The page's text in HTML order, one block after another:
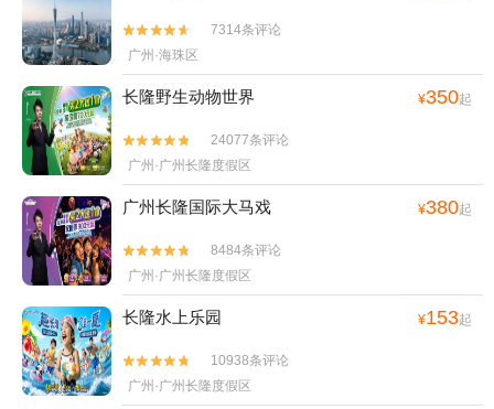


7314条评论
广州·海珠区
长隆野生动物世界 ¥350起


24077条评论
广州·广州长隆度假区
广州长隆国际大马戏 ¥380起


8484条评论
广州·广州长隆度假区
长隆水上乐园 ¥153起


10938条评论
广州·广州长隆度假区